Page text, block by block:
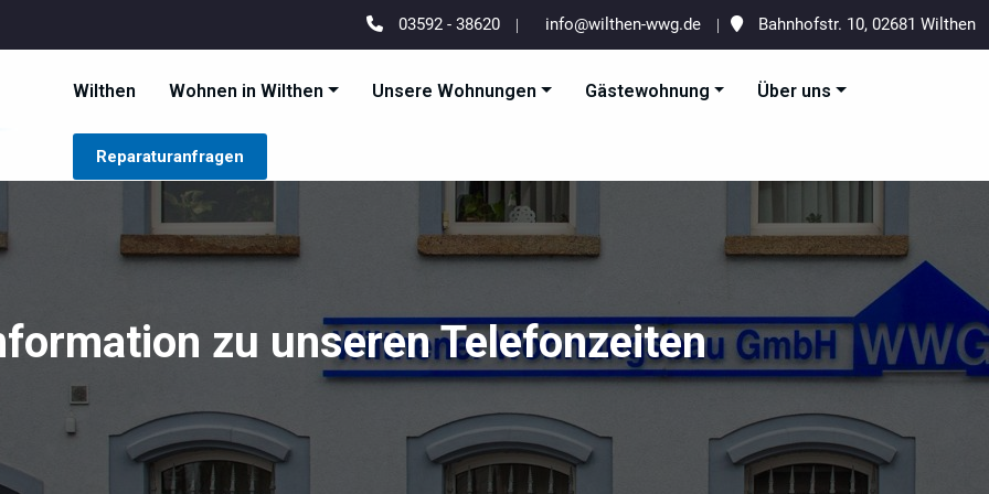
03592 - 38620 info@wilthen-wwg.de Bahnhofstr. 10, 02681 Wilthen
Wilthener Wohnungsbaugesellschaft mbH
Wilthen Wohnenswert Gedacht
Wilthen Wohnen in Wilthen Unsere Wohnungen Gästewohnung Über uns
Reparaturanfragen
zu unseren Telefonzeiten